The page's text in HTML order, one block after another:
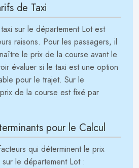
de Taxi
sur le département Lot est
raisons. Pour les passagers, il
le prix de la course avant le
évaluer si le taxi est une option
pour le trajet. Sur le
de la course est fixé par
pour le Calcul
qui déterminent le prix
le département Lot :